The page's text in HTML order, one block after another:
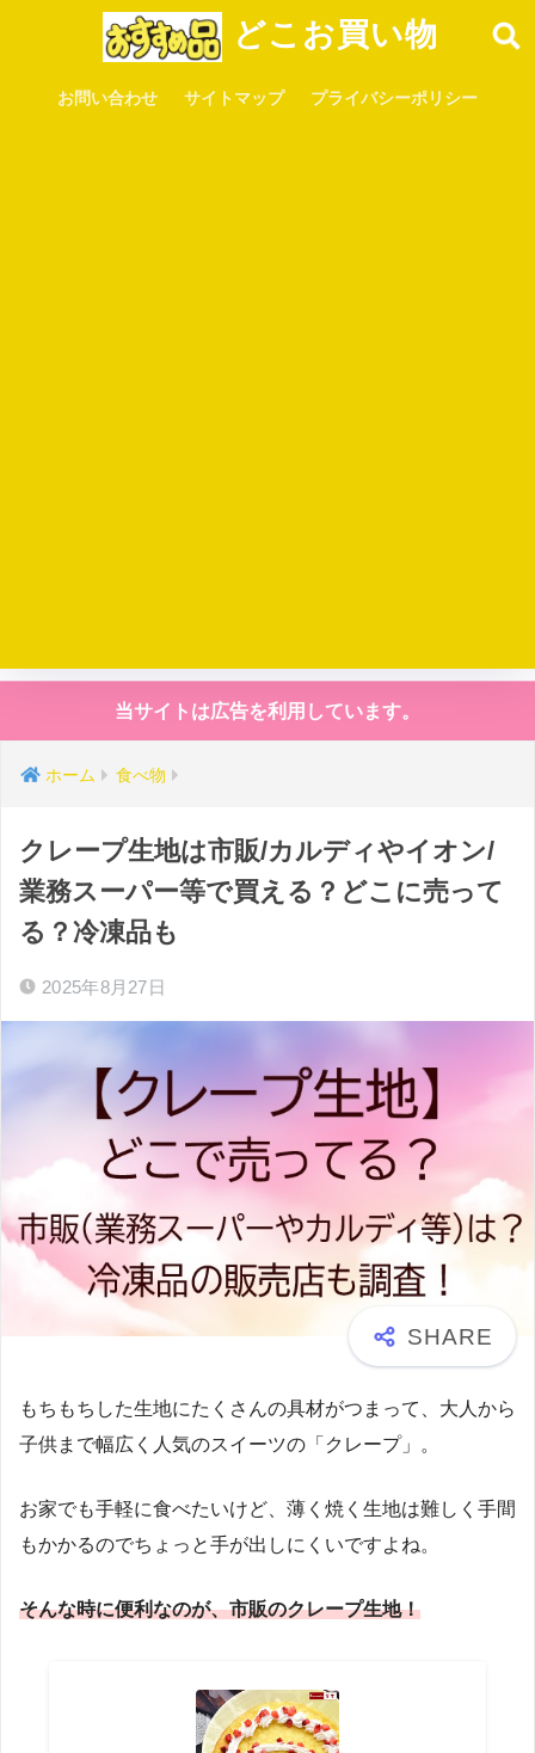
どこお買い物
お問い合わせ サイトマップ プライバシーポリシー
当サイトは広告を利用しています。
ホーム 食べ物
クレープ生地は市販/カルディやイオン/
業務スーパー等で買える？どこに売って
る？冷凍品も
2025年8月27日
もちもちした生地にたくさんの具材がつまって、大人から
子供まで幅広く人気のスイーツの「クレープ」。
お家でも手軽に食べたいけど、薄く焼く生地は難しく手間
もかかるのでちょっと手が出しにくいですよね。
そんな時に便利なのが、市販のクレープ生地！